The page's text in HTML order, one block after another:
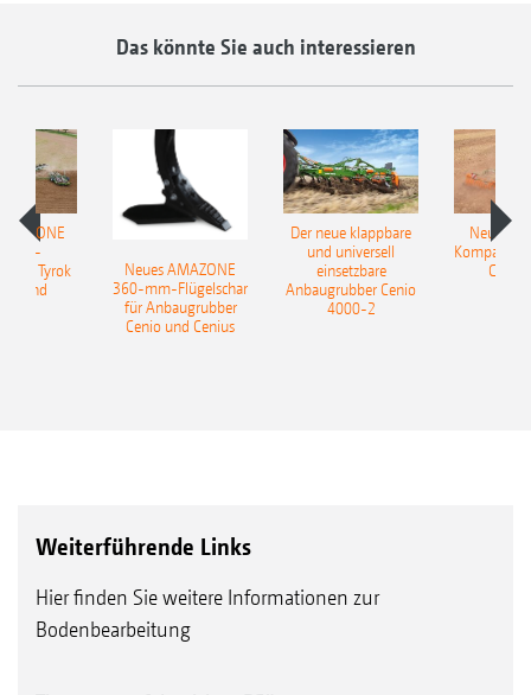
Das könnte Sie auch interessieren
Tyrok
Neues AMAZONE
360-mm-Flügelschar
für Anbaugrubber
Cenio und Cenius
Der neue klappbare
und universell
einsetzbare
Anbaugrubber Cenio
4000-2
Neue
Weiterführende Links
Hier finden Sie weitere Informationen zur
Bodenbearbeitung